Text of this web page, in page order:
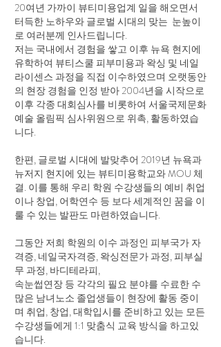
20여년 가까이 뷰티미용업계 일을 해오면서
터득한 노하우와 글로벌 시대의 맞는 눈높이
로 여러분께 인사드립니다.
저는 국내에서 경험을 쌓고 이후 뉴욕 현지에
유학하여 뷰티스쿨 피부미용과 왁싱 및 네일
라이센스 과정을 직접 이수하였으며 오랫동안
의 현장 경험을 인정 받아 2004년을 시작으로
이후 각종 대회심사를 비롯하여 서울국제문화
예술 올림픽 심사위원으로 위촉, 활동하였습
니다.
한편, 글로벌 시대에 발맞추어 2019년 뉴욕과
뉴저지 현지에 있는 뷰티미용학교와 MOU 체
결. 이를 통해 우리 학원 수강생들의 예비 취업
이나 창업, 어학연수 등 보다 세계적인 꿈을 이
룰 수 있는 발판도 마련하였습니다.
그동안 저희 학원의 이수 과정인 피부국가 자
격증, 네일국자격증, 왁싱전문가 과정, 피부실
무 과정, 바디테라피,
속눈썹연장 등 각각의 필요 분야를 수료한 수
많은 남녀노소 졸업생들이 현장에 활동 중이
며 취업, 창업, 대학입시를 준비하고 있는 모든
수강생들에게 1:1 맞춤식 교육 방식을 하고있
습니다.